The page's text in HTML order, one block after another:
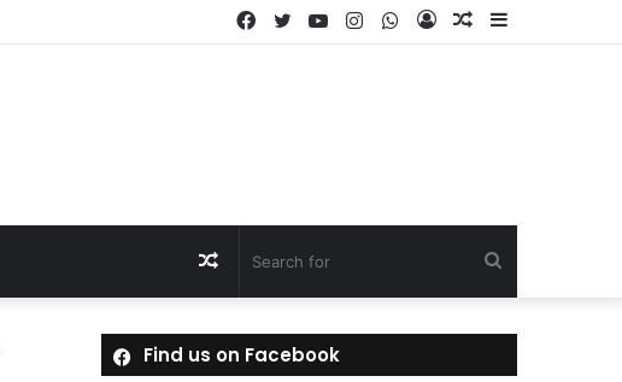
Sidebar
Random
Log
WhatsApp
Instagram
YouTube
Twitter
Facebook
for
Random
Article
Find us on Facebook